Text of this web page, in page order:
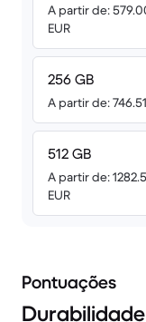
A partir de:
EUR
256 GB
A partir de:
512 GB
A partir de:
EUR
Pontuações
Durabilidade